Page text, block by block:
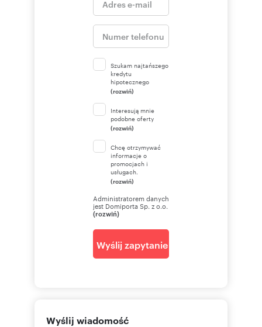
Szukam najtańszego
kredytu
hipotecznego
(rozwiń)
Interesują mnie
podobne oferty
(rozwiń)
Chcę otrzymywać
informacje o
promocjach i
usługach.
(rozwiń)
Administratorem danych
jest Domiporta Sp. z o.o.
(rozwiń)
Wyślij zapytanie
Wyślij wiadomość